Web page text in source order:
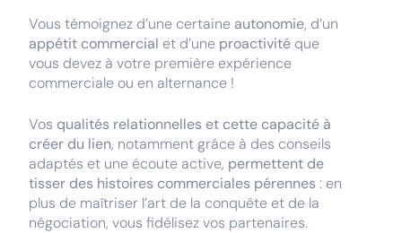
Vous témoignez d’une certaine autonomie, d’un
appétit commercial et d’une proactivité que
vous devez à votre première expérience
commerciale ou en alternance !
Vos qualités relationnelles et cette capacité à
créer du lien, notamment grâce à des conseils
adaptés et une écoute active, permettent de
tisser des histoires commerciales pérennes : en
plus de maîtriser l’art de la conquête et de la
négociation, vous fidélisez vos partenaires.